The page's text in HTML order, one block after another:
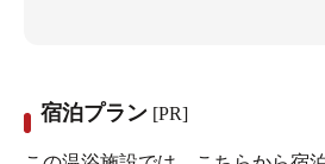
宿泊プラン [PR]